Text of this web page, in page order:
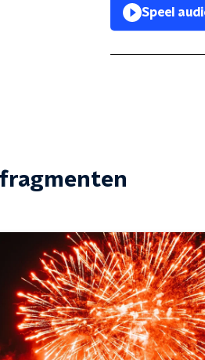
Speel
fragmenten